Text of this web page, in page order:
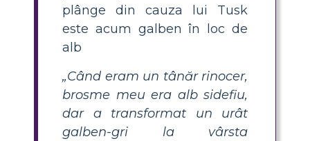
plânge din cauza lui Tusk
este acum galben în loc de
alb
„Când eram un tânăr rinocer,
brosme meu era alb sidefiu,
dar a transformat un urât
galben-gri la vârsta